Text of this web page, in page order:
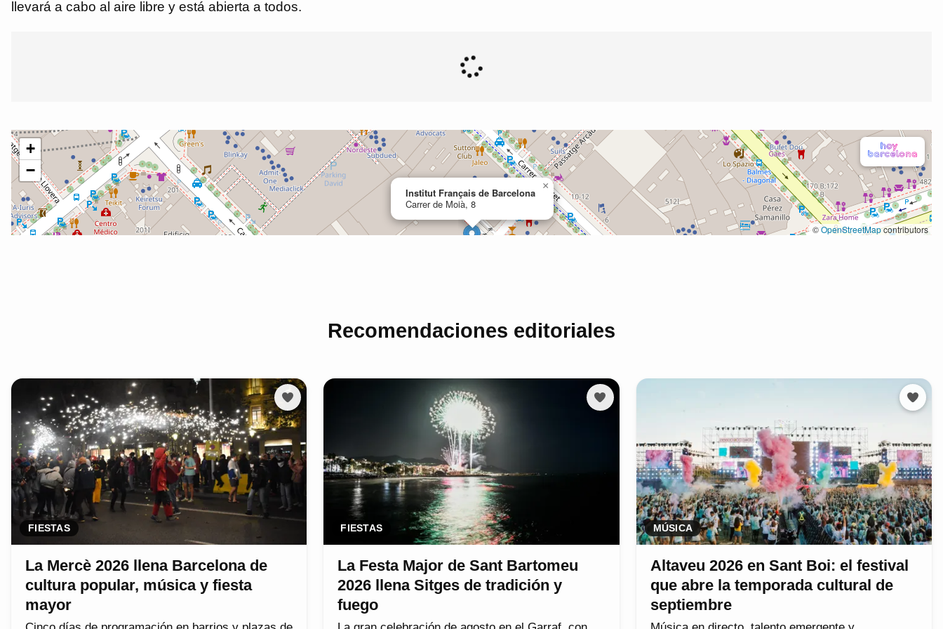
llevará a cabo al aire libre y está abierta a todos.
Recomendaciones editoriales
FIESTAS
La Mercè 2026 llena Barcelona de
cultura popular, música y fiesta
mayor
FIESTAS
La Festa Major de Sant Bartomeu
2026 llena Sitges de tradición y
fuego
MÚSICA
Altaveu 2026 en Sant Boi: el festival
que abre la temporada cultural de
septiembre